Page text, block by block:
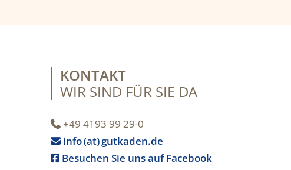
KONTAKT
WIR SIND FÜR SIE DA
+49 4193 99 29-0
info (at) gutkaden.de
Besuchen Sie uns auf Facebook